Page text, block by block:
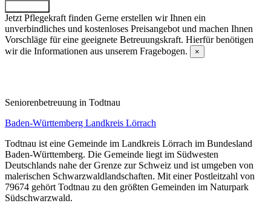
Jetzt Pflegekraft finden Gerne erstellen wir Ihnen ein
unverbindliches und kostenloses Preisangebot und machen Ihnen
Vorschläge für eine geeignete Betreuungskraft. Hierfür benötigen
wir die Informationen aus unserem Fragebogen.
×
Senioren­betreuung in Todtnau
Baden-Württemberg Landkreis Lörrach
Todtnau ist eine Gemeinde im Landkreis Lörrach im Bundesland
Baden-Württemberg. Die Gemeinde liegt im Südwesten
Deutschlands nahe der Grenze zur Schweiz und ist umgeben von
malerischen Schwarzwaldlandschaften. Mit einer Postleitzahl von
79674 gehört Todtnau zu den größten Gemeinden im Naturpark
Südschwarzwald.